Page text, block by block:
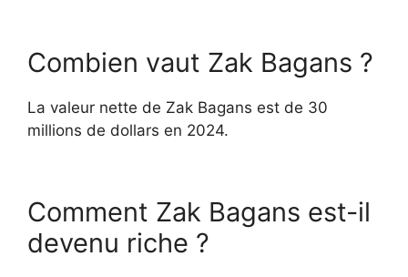
Combien vaut Zak Bagans ?
La valeur nette de Zak Bagans est de 30
millions de dollars en 2024.
Comment Zak Bagans est-il
devenu riche ?